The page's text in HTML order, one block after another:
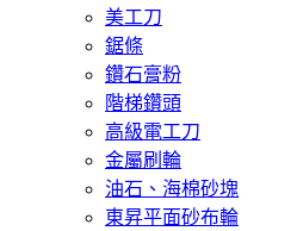
美工刀
鋸條
鑽石膏粉
階梯鑽頭
高級電工刀
金屬刷輪
油石、海棉砂塊
東昇平面砂布輪